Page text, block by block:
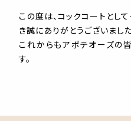
この度は、コックコートとし
き誠にありがとうございました
これからもアポテオーズの
す。